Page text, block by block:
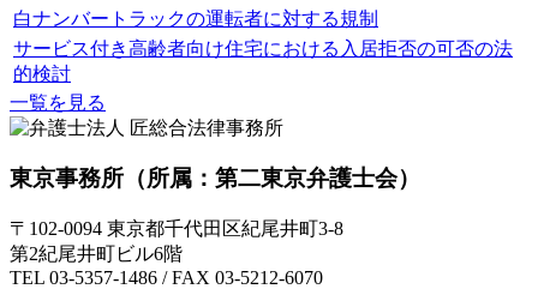
白ナンバートラックの運転者に対する規制
サービス付き高齢者向け住宅における入居拒否の可否の法
的検討
一覧を見る
東京事務所 （所属：第二東京弁護士会）
〒102-0094 東京都千代田区紀尾井町3-8
第2紀尾井町ビル6階
TEL 03-5357-1486 / FAX 03-5212-6070